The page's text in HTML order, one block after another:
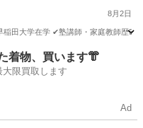
8月2日
田大学在学 ✔塾講師・家庭教師歴5
プロフィール
着物、買います👘
限買取します
Ad